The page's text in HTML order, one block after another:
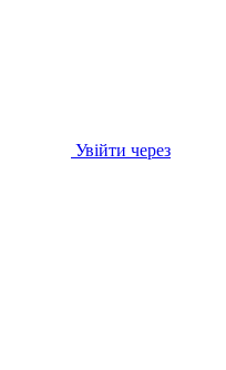
Увійти через